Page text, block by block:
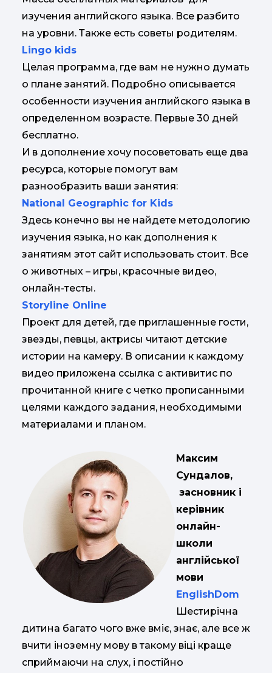
изучения английского языка. Все разбито
на уровни. Также есть советы родителям.
Lingo kids
Целая программа, где вам не нужно думать
о плане занятий. Подробно описывается
особенности изучения английского языка в
определенном возрасте. Первые 30 дней
бесплатно.
И в дополнение хочу посоветовать еще два
ресурса, которые помогут вам
разнообразить ваши занятия:
National Geographic for Kids
Здесь конечно вы не найдете методологию
изучения языка, но как дополнения к
занятиям этот сайт использовать стоит. Все
о животных – игры, красочные видео,
онлайн-тесты.
Storyline Online
Проект для детей, где приглашенные гости,
звезды, певцы, актрисы читают детские
истории на камеру. В описании к каждому
видео приложена ссылка с активитис по
прочитанной книге с четко прописанными
целями каждого задания, необходимыми
материалами и планом.
Максим
Сундалов,
засновник і
керівник
онлайн-
школи
англійської
мови
EnglishDom
Шестирічна
дитина багато чого вже вміє, знає, але все ж
вчити іноземну мову в такому віці краще
сприймаючи на слух, і постійно